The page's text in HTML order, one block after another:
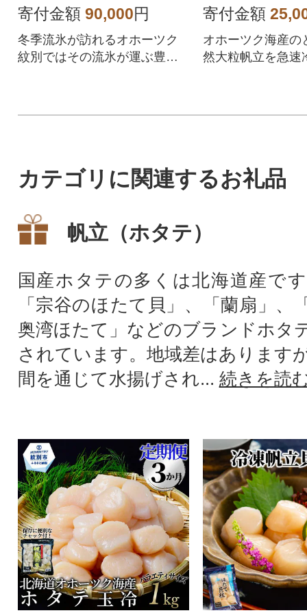
寄付金額 90,000円
冬季流氷が訪れるオホーツク
紋別ではその流氷が運ぶ豊富
盛り付けました。かにみそも
一切の添加物を使用せず、か
に本来の風味をお楽しみいた
だけます。北海道名物の山わ
さび(レホール)、や蟹酢と一緒
上がりいただけます。
寄付金額
オホーツク海産の
然大粒帆立を急速
ため、稀に砂・殻
混入している事
カテゴリに関連するお礼品
帆立（ホタテ）
国産ホタテの多くは北海道産で
「宗谷のほたて貝」、「蘭扇」、
奥湾ほたて」などのブランドホタ
されています。地域差はあります
間を通じて水揚げされ... 続きを読